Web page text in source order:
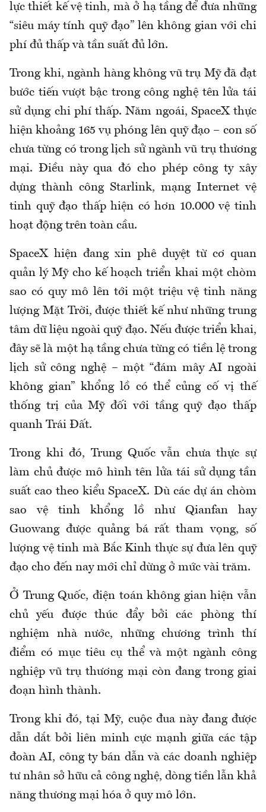
lực thiết kế vệ tinh, mà ở hạ tầng để đưa những
“siêu máy tính quỹ đạo” lên không gian với chi
phí đủ thấp và tần suất đủ lớn.
Trong khi, ngành hàng không vũ trụ Mỹ đã đạt
bước tiến vượt bậc trong công nghệ tên lửa tái
sử dụng chi phí thấp. Năm ngoái, SpaceX thực
hiện khoảng 165 vụ phóng lên quỹ đạo – con số
chưa từng có trong lịch sử ngành vũ trụ thương
mại. Điều này qua đó cho phép công ty xây
dựng thành công Starlink, mạng Internet vệ
tinh quỹ đạo thấp hiện có hơn 10.000 vệ tinh
hoạt động trên toàn cầu.
SpaceX hiện đang xin phê duyệt từ cơ quan
quản lý Mỹ cho kế hoạch triển khai một chòm
sao có quy mô lên tới một triệu vệ tinh năng
lượng Mặt Trời, được thiết kế như những trung
tâm dữ liệu ngoài quỹ đạo. Nếu được triển khai,
đây sẽ là một hạ tầng chưa từng có tiền lệ trong
lịch sử công nghệ – một “đám mây AI ngoài
không gian” khổng lồ có thể củng cố vị thế
thống trị của Mỹ đối với tầng quỹ đạo thấp
quanh Trái Đất.
Trong khi đó, Trung Quốc vẫn chưa thực sự
làm chủ được mô hình tên lửa tái sử dụng tần
suất cao theo kiểu SpaceX. Dù các dự án chòm
sao vệ tinh khổng lồ như Qianfan hay
Guowang được quảng bá rất tham vọng, số
lượng vệ tinh mà Bắc Kinh thực sự đưa lên quỹ
đạo cho đến nay mới chỉ dừng ở mức vài trăm.
Ở Trung Quốc, điện toán không gian hiện vẫn
chủ yếu được thúc đẩy bởi các phòng thí
nghiệm nhà nước, những chương trình thí
điểm có mục tiêu cụ thể và một ngành công
nghiệp vũ trụ thương mại còn đang trong giai
đoạn hình thành.
Trong khi đó, tại Mỹ, cuộc đua này đang được
dẫn dắt bởi liên minh cực mạnh giữa các tập
đoàn AI, công ty bán dẫn và các doanh nghiệp
tư nhân sở hữu cả công nghệ, dòng tiền lẫn khả
năng thương mại hóa ở quy mô lớn.